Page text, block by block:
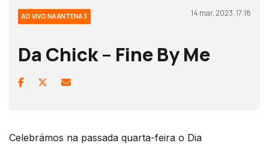
AO VIVO NA ANTENA 3 14 mar, 2023, 17:18
Da Chick – Fine By Me
Celebrámos na passada quarta-feira o Dia